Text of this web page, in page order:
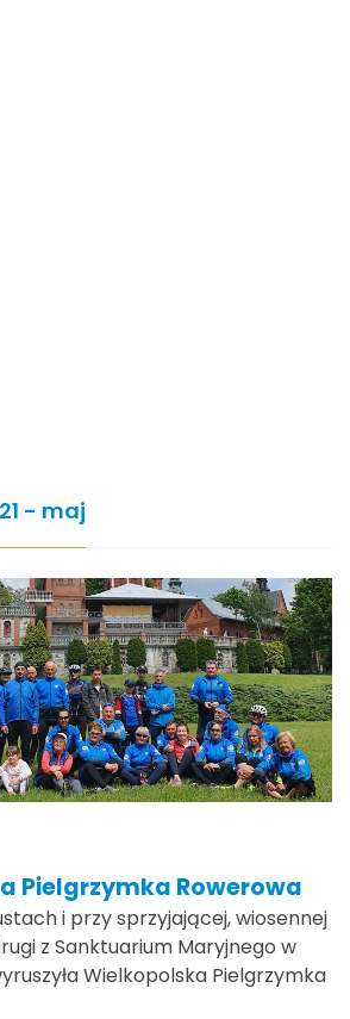
- maj
Pielgrzymka Rowerowa
i przy sprzyjającej, wiosennej
z Sanktuarium Maryjnego w
Wielkopolska Pielgrzymka